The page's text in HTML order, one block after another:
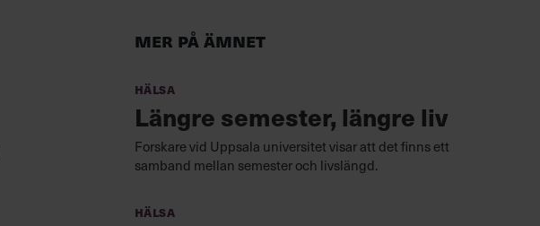
Mer på ämnet
Hälsa
Längre semester, längre liv
Forskare vid Uppsala universitet visar att det finns ett
samband mellan semester och livslängd.
Hälsa